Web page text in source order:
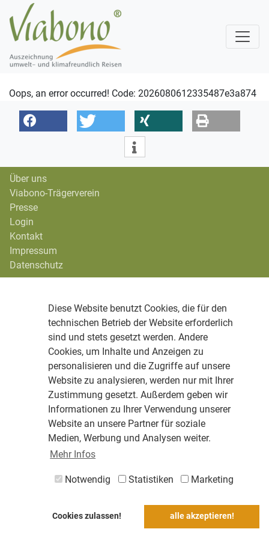
Diese Website benutzt Cookies, die für den
technischen Betrieb der Website erforderlich
sind und stets gesetzt werden. Andere
Cookies, um Inhalte und Anzeigen zu
personalisieren und die Zugriffe auf unsere
Website zu analysieren, werden nur mit Ihrer
Zustimmung gesetzt. Außerdem geben wir
Informationen zu Ihrer Verwendung unserer
Website an unsere Partner für soziale
Medien, Werbung und Analysen weiter.
Mehr Infos
Notwendig Statistiken Marketing
Cookies zulassen! alle akzeptieren!
Oops, an error occurred! Code: 2026080612335487e3a874
Über uns
Viabono-Trägerverein
Presse
Login
Kontakt
Impressum
Datenschutz